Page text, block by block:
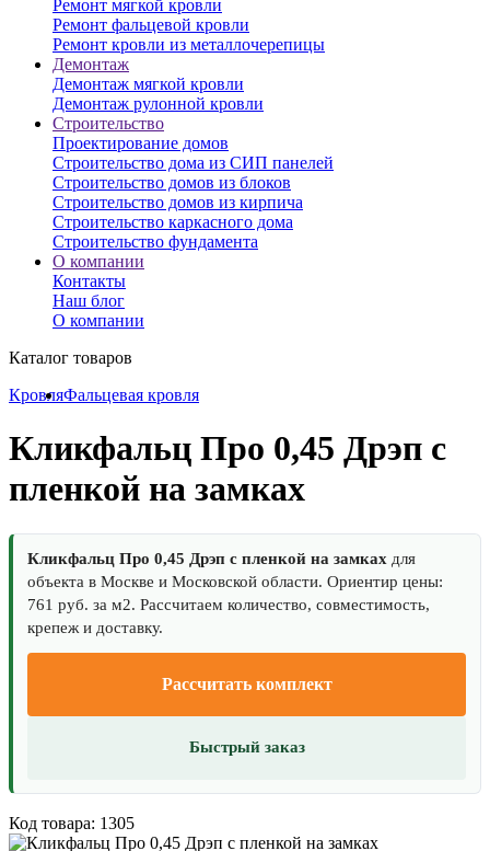
Ремонт мягкой кровли
Ремонт фальцевой кровли
Ремонт кровли из металлочерепицы
Демонтаж
Демонтаж мягкой кровли
Демонтаж рулонной кровли
Строительство
Проектирование домов
Строительство дома из СИП панелей
Строительство домов из блоков
Строительство домов из кирпича
Строительство каркасного дома
Строительство фундамента
О компании
Контакты
Наш блог
О компании
Каталог товаров
КровляФальцевая кровля
Кликфальц Про 0,45 Дрэп с
пленкой на замках
Кликфальц Про 0,45 Дрэп с пленкой на замках для
объекта в Москве и Московской области. Ориентир цены:
761 руб. за м2. Рассчитаем количество, совместимость,
крепеж и доставку.
Рассчитать комплект
Быстрый заказ
Код товара: 1305